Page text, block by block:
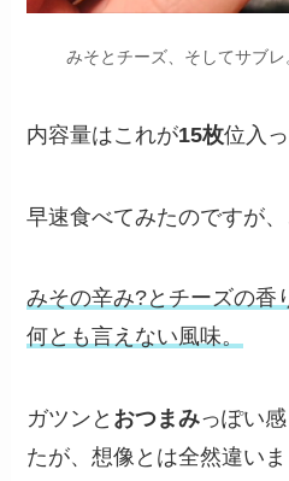
みそとチーズ、そしてサブ
内容量はこれが15枚位入
早速食べてみたのですが、
みその辛み?とチーズの香
何とも言えない風味。
ガツンと おつまみっぽい
たが、想像とは全然違いま